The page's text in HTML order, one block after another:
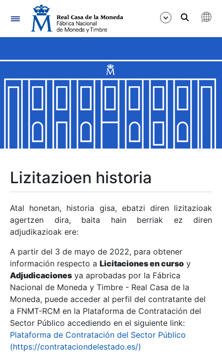
Nabigazioa
Erakutsi/Ezkutatu
Erakutsi/Ezkutatu
Erakutsi/Ezkutatu
Erakutsi/Ezkutatu
Erakutsi/Ezkutatu
Erakutsi/Ezkutatu
Erakutsi/Ezkutatu
Lizitazioen historia
Atal honetan, historia gisa, ebatzi diren lizitazioak
agertzen dira, baita hain berriak ez diren
adjudikazioak ere:
A partir del 3 de mayo de 2022, para obtener
información respecto a Licitaciones en curso y
Adjudicaciones ya aprobadas por la Fábrica
Nacional de Moneda y Timbre - Real Casa de la
Moneda, puede acceder al perfil del contratante del
a FNMT-RCM en la Plataforma de Contratación del
Sector Público accediendo en el siguiente link:
Plataforma de Contratación del Sector Público
(https://contrataciondelestado.es/)